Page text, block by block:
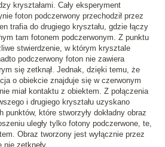
kryształami. Cały eksperyment
foton podczerwony przechodził przez
trafia do drugiego kryształu, gdzie łączy
tam fotonem podczerwonym. Z punktu
stwierdzenie, w którym krysztale
podczerwony foton nie zawiera
się zetknął. Jednak, dzięki temu, że
o obiekcie znajduje się w czerwonym
miał kontaktu z obiektem. Z połączenia
i drugiego kryształu uzyskano
które stworzyły dokładny obraz
uległy tylko fotony podczerwone, te,
Obraz tworzony jest wyłącznie przez
zetknęły.